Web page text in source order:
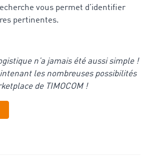
vous permet d’identifier
pertinentes.
n’a jamais été aussi simple !
les nombreuses possibilités
de TIMOCOM !